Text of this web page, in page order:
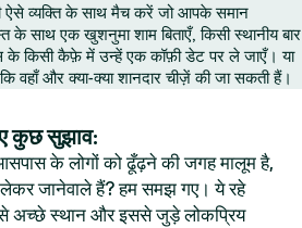
व्यक्ति के साथ मैच करें जो आपके समान
के साथ एक खुशनुमा शाम बिताएँ, किसी स्थानीय बार
के किसी कैफ़े में उन्हें एक कॉफ़ी डेट पर ले जाएँ। या
और क्या-क्या शानदार चीज़ें की जा सकती हैं।
कुछ सुझाव:
के लोगों को ढूँढ़ने की जगह मालूम है,
लेकर जानेवाले हैं? हम समझ गए। ये रहे
अच्छे स्थान और इससे जुड़े लोकप्रिय